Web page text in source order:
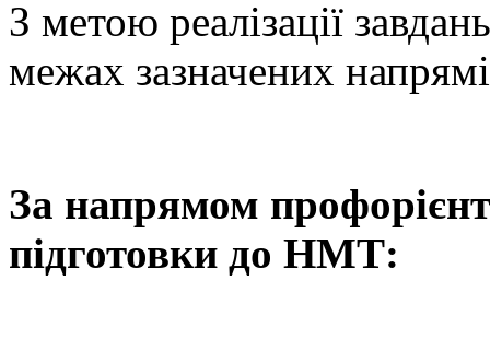
З метою реалізації
межах зазначених
За напрямом
підготовки до НМТ: